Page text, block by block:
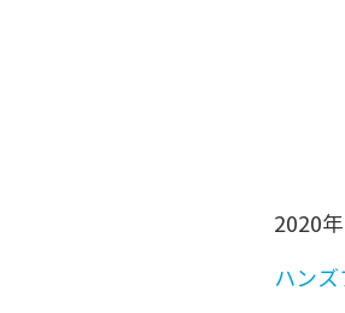
2020
ハン